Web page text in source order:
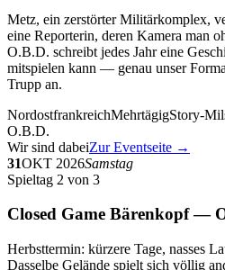
Metz, ein zerstörter Militärkomplex,
eine Reporterin, deren Kamera man
O.B.D. schreibt jedes Jahr eine
mitspielen kann — genau unser
Trupp an.
NordostfrankreichMehrtägigStory-
O.B.D.
Wir sind dabeiZur Eventseite →
31OKT 2026Samstag
Spieltag 2 von 3
Closed Game Bärenkopf —
Herbsttermin: kürzere Tage, nasses
Dasselbe Gelände spielt sich völlig